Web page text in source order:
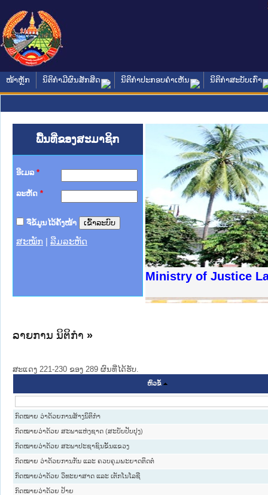
ໜ້າຫຼັກ ນິຕິກໍາມີຜົນສັກສິດ ນິຕິກໍາປະກອບຄໍາເຫັນ ນິຕິກໍາສະບັບເກົ່າ
ພື້ນທີ່ຂອງສະມາຊິກ
ອີເມລ *
ລະຫັດ *
ຈື່ຂໍ້ມູນໄວ້ຄັ້ງໜ້າ
ສະໝັກ ລືມລະຫັດ
Ministry of Justice
າຊົນ ພາກເໜືອ
ການ
ກາງ
ໃຕ້
ຕຳຫຼວດປະຊາຊົນ
ສັນຕິບານປະຊາຊົນ
ກເໜືອ
າຊົນ ພາກກາງ
ລາຍການ ນິຕິກໍາ »
ສະແດງ 221-230 ຂອງ 289 ຜົນທີ່ໄດ້ຮັບ.
ຫົວຂໍ້
ກົດໝາຍ ວ່າດ້ວຍການສ້າງນິຕິກໍາ
ກົດໝາຍວ່າດ້ວຍ ສະພາແຫ່ງຊາດ (ສະບັບປັບປຸງ)
ກົດໝາຍວ່າດ້ວຍ ສະພາປະຊາຊົນຂັ້ນແຂວງ
ກົດໝາຍ ວ່າດ້ວຍການກັນ ແລະ ຄວບຄຸມພະຍາດຕິດຕໍ່
ກົດໝາຍວ່າດ້ວຍ ວິທະຍາສາດ ແລະ ເຕັກໂນໂລຊີ
ກົດໝາຍວ່າດ້ວຍ ປ້າຍ